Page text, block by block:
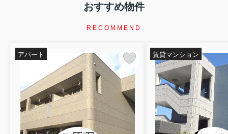
おすすめ物件
RECOMMEND
アパート 賃貸マンション